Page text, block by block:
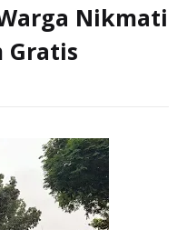
Nikmati
Gratis